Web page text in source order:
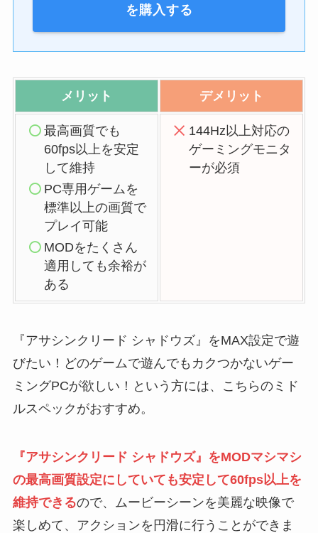
を購入する
メリット デメリット
最高画質でも
60fps以上を安定
して維持
PC専用ゲームを
標準以上の画質で
プレイ可能
MODをたくさん
適用しても余裕が
ある
144Hz以上対応の
ゲーミングモニタ
ーが必須
『アサシンクリード シャドウズ』をMAX設定で遊
びたい！どのゲームで遊んでもカクつかないゲー
ミングPCが欲しい！という方には、こちらのミド
ルスペックがおすすめ。
『アサシンクリード シャドウズ』をMODマシマシ
の最高画質設定にしていても安定して60fps以上を
維持できるので、ムービーシーンを美麗な映像で
楽しめて、アクションを円滑に行うことができま